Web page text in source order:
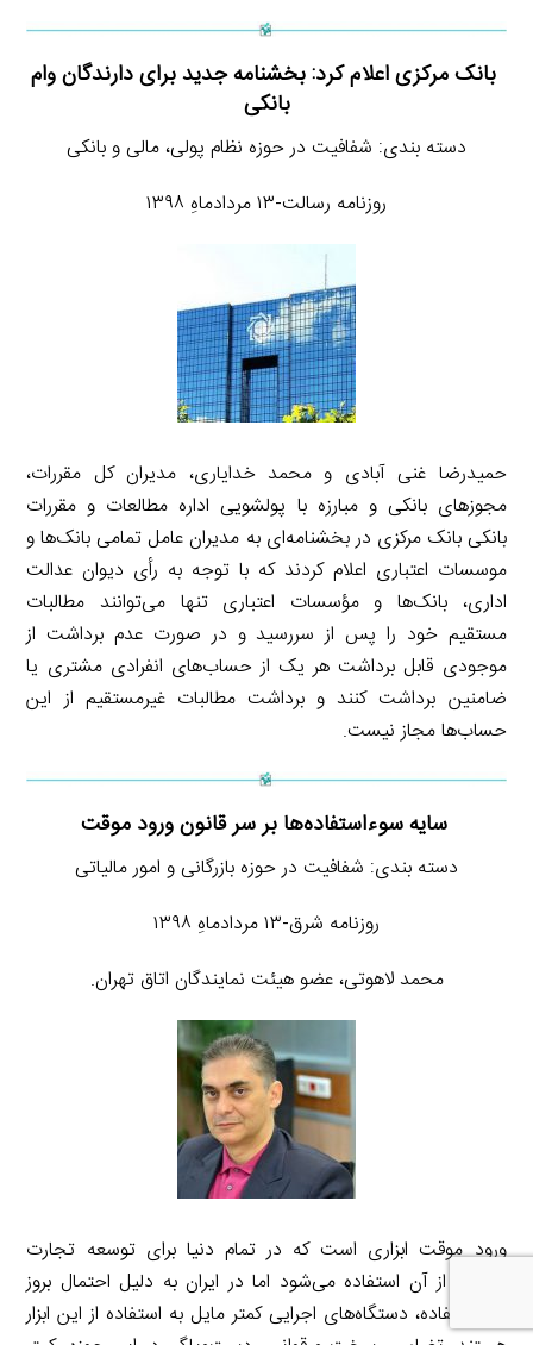
بانک مرکزی اعلام کرد: بخشنامه جدید برای دارندگان وام
بانکی
دسته بندی: شفافیت در حوزه نظام پولی، مالی و بانکی
روزنامه رسالت-۱۳ مردادماهِ ۱۳۹۸
حمیدرضا غنی آبادی و محمد خدایاری، مدیران کل مقررات،
مجوزهای بانکی و مبارزه با پولشویی اداره مطالعات و مقررات
بانکی بانک مرکزی در بخشنامه‌ای به مدیران عامل تمامی بانک‌ها و
موسسات اعتباری اعلام کردند که با توجه به رأی دیوان عدالت
اداری، بانک‌ها و مؤسسات اعتباری تنها می‌توانند مطالبات
مستقیم خود را پس از سررسید و در صورت عدم برداشت از
موجودی قابل برداشت هر یک از حساب‌های انفرادی مشتری یا
ضامنین برداشت کنند و برداشت مطالبات غیرمستقیم از این
حساب‌ها مجاز نیست.
سایه سوءاستفاده‌ها بر سر قانون ورود موقت
دسته بندی: شفافیت در حوزه بازرگانی و امور مالیاتی
روزنامه شرق-۱۳ مردادماهِ ۱۳۹۸
محمد لاهوتی، عضو هیئت نمایندگان اتاق تهران.
ورود موقت ابزاری است که در تمام دنیا برای توسعه تجارت
خارجی از آن استفاده می‌شود اما در ایران به دلیل احتمال بروز
سوءاستفاده، دستگاه‌های اجرایی کمتر مایل به استفاده از این ابزار